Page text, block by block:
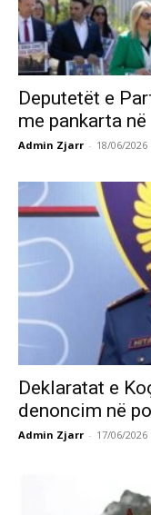
Deputetët e
me pankarta
Admin Zjarr - 18/06/2026
Deklaratat e
denoncim në
Admin Zjarr - 17/06/2026